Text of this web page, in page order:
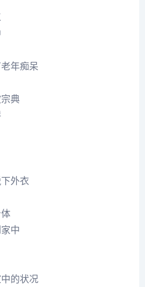
年痴呆
典
外衣
中
的状况